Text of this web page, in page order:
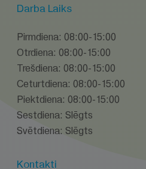
Darba Laiks
Pirmdiena: 08:00-15:00
Otrdiena: 08:00-15:00
Trešdiena: 08:00-15:00
Ceturtdiena: 08:00-15:00
Piektdiena: 08:00-15:00
Sestdiena: Slēgts
Svētdiena: Slēgts
Kontakti